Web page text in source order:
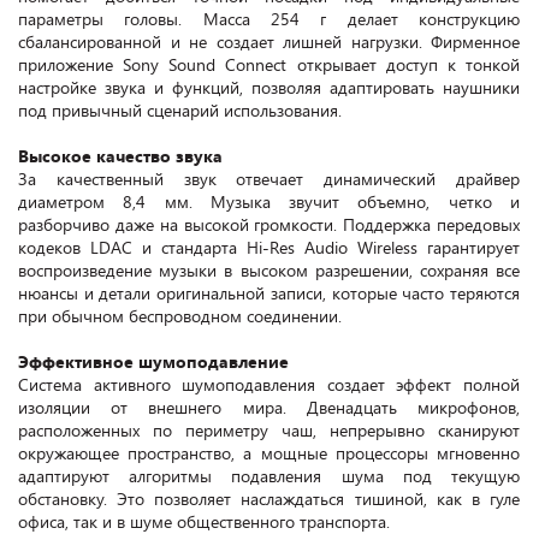
параметры головы. Масса 254 г делает конструкцию
сбалансированной и не создает лишней нагрузки. Фирменное
приложение Sony Sound Connect открывает доступ к тонкой
настройке звука и функций, позволяя адаптировать наушники
под привычный сценарий использования.
Высокое качество звука
За качественный звук отвечает динамический драйвер
диаметром 8,4 мм. Музыка звучит объемно, четко и
разборчиво даже на высокой громкости. Поддержка передовых
кодеков LDAC и стандарта Hi-Res Audio Wireless гарантирует
воспроизведение музыки в высоком разрешении, сохраняя все
нюансы и детали оригинальной записи, которые часто теряются
при обычном беспроводном соединении.
Эффективное шумоподавление
Система активного шумоподавления создает эффект полной
изоляции от внешнего мира. Двенадцать микрофонов,
расположенных по периметру чаш, непрерывно сканируют
окружающее пространство, а мощные процессоры мгновенно
адаптируют алгоритмы подавления шума под текущую
обстановку. Это позволяет наслаждаться тишиной, как в гуле
офиса, так и в шуме общественного транспорта.